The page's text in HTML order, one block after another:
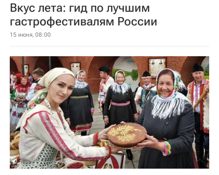
Вкус лета: гид по лучшим
гастрофестивалям России
15 июня, 08:00